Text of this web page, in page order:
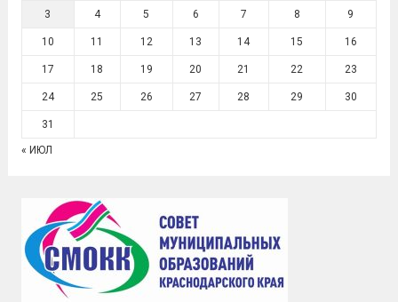
3 4 5 6 7 8 9
10 11 12 13 14 15 16
17 18 19 20 21 22 23
24 25 26 27 28 29 30
31
« ИЮЛ